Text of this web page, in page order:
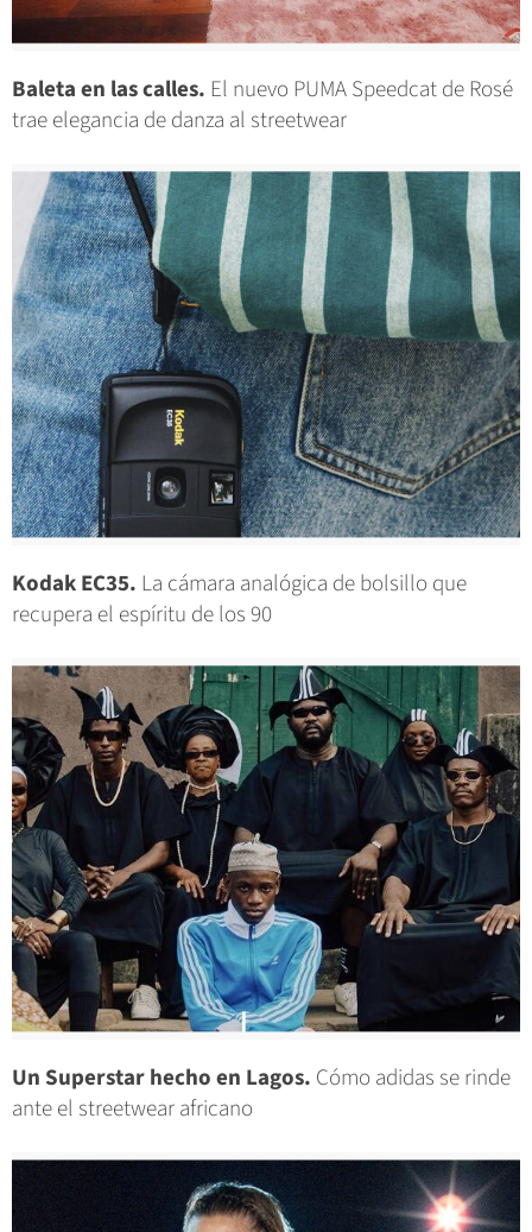
Baleta en las calles. El nuevo PUMA Speedcat de Rosé
trae elegancia de danza al streetwear
Kodak EC35. La cámara analógica de bolsillo que
recupera el espíritu de los 90
Un Superstar hecho en Lagos. Cómo adidas se rinde
ante el streetwear africano